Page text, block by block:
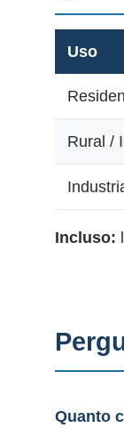
Uso
Rural /
Incluso:
Quanto